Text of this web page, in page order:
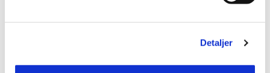
Detaljer